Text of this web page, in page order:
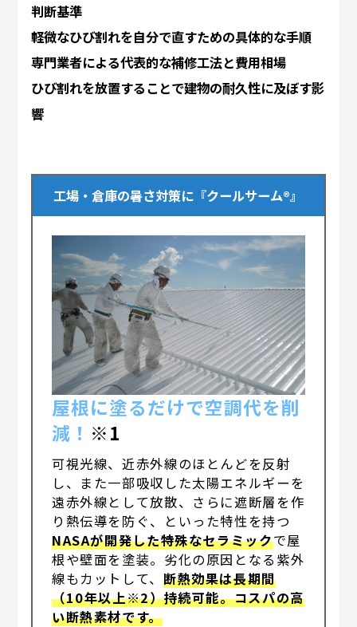
判断基準
軽微なひび割れを自分で直すための具体的な手順
専門業者による代表的な補修工法と費用相場
ひび割れを放置することで建物の耐久性に及ぼす影
響
工場・倉庫の暑さ対策に『クールサーム®』
屋根に塗るだけで空調代を削
減！ ※1
可視光線、近赤外線のほとんどを反射
し、また一部吸収した太陽エネルギーを
遠赤外線として放散、さらに遮断層を作
り熱伝導を防ぐ、といった特性を持つ
NASAが開発した特殊なセラミックで屋
根や壁面を塗装。劣化の原因となる紫外
線もカットして、 断熱効果は長期間
（10年以上※2）持続可能。コスパの高
い断熱素材です。